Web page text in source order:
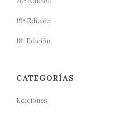
19ª Edición
18ª Edición
CATEGORÍAS
Ediciones